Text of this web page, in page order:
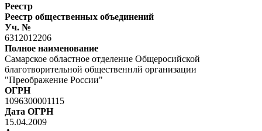
Реестр
Реестр общественных объединений
Уч. №
6312012206
Полное наименование
Самарское областное отделение Общеросийской
благотворительной общественнлй организации
"Преображение России"
ОГРН
1096300001115
Дата ОГРН
15.04.2009